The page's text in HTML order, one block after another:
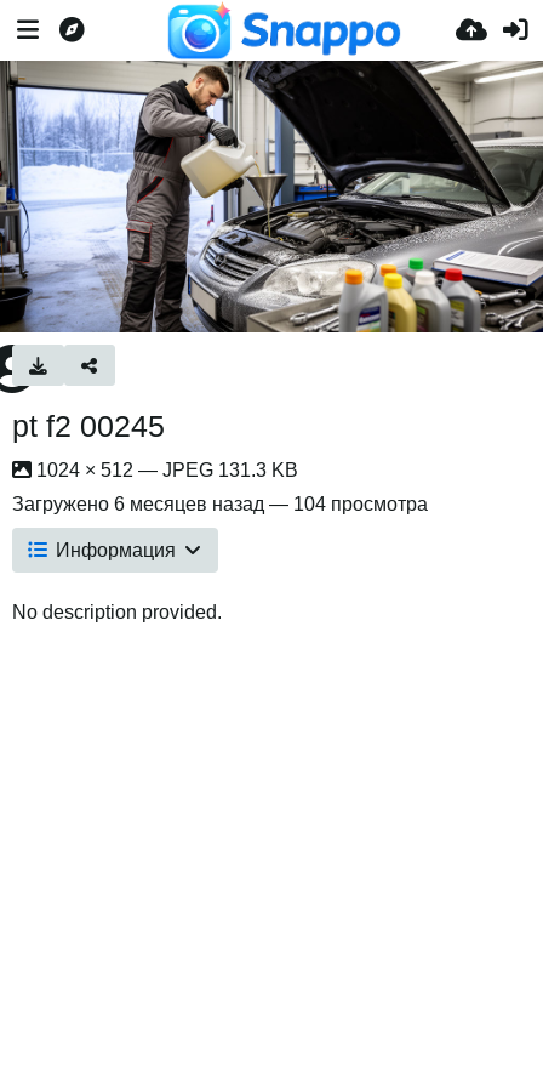
pt f2 00245
1024 × 512 — JPEG 131.3 KB
Загружено 6 месяцев назад — 104 просмотра
Информация
No description provided.